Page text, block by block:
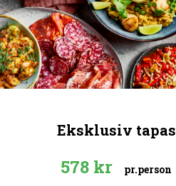
Eksklusiv tapas
578 kr pr.person